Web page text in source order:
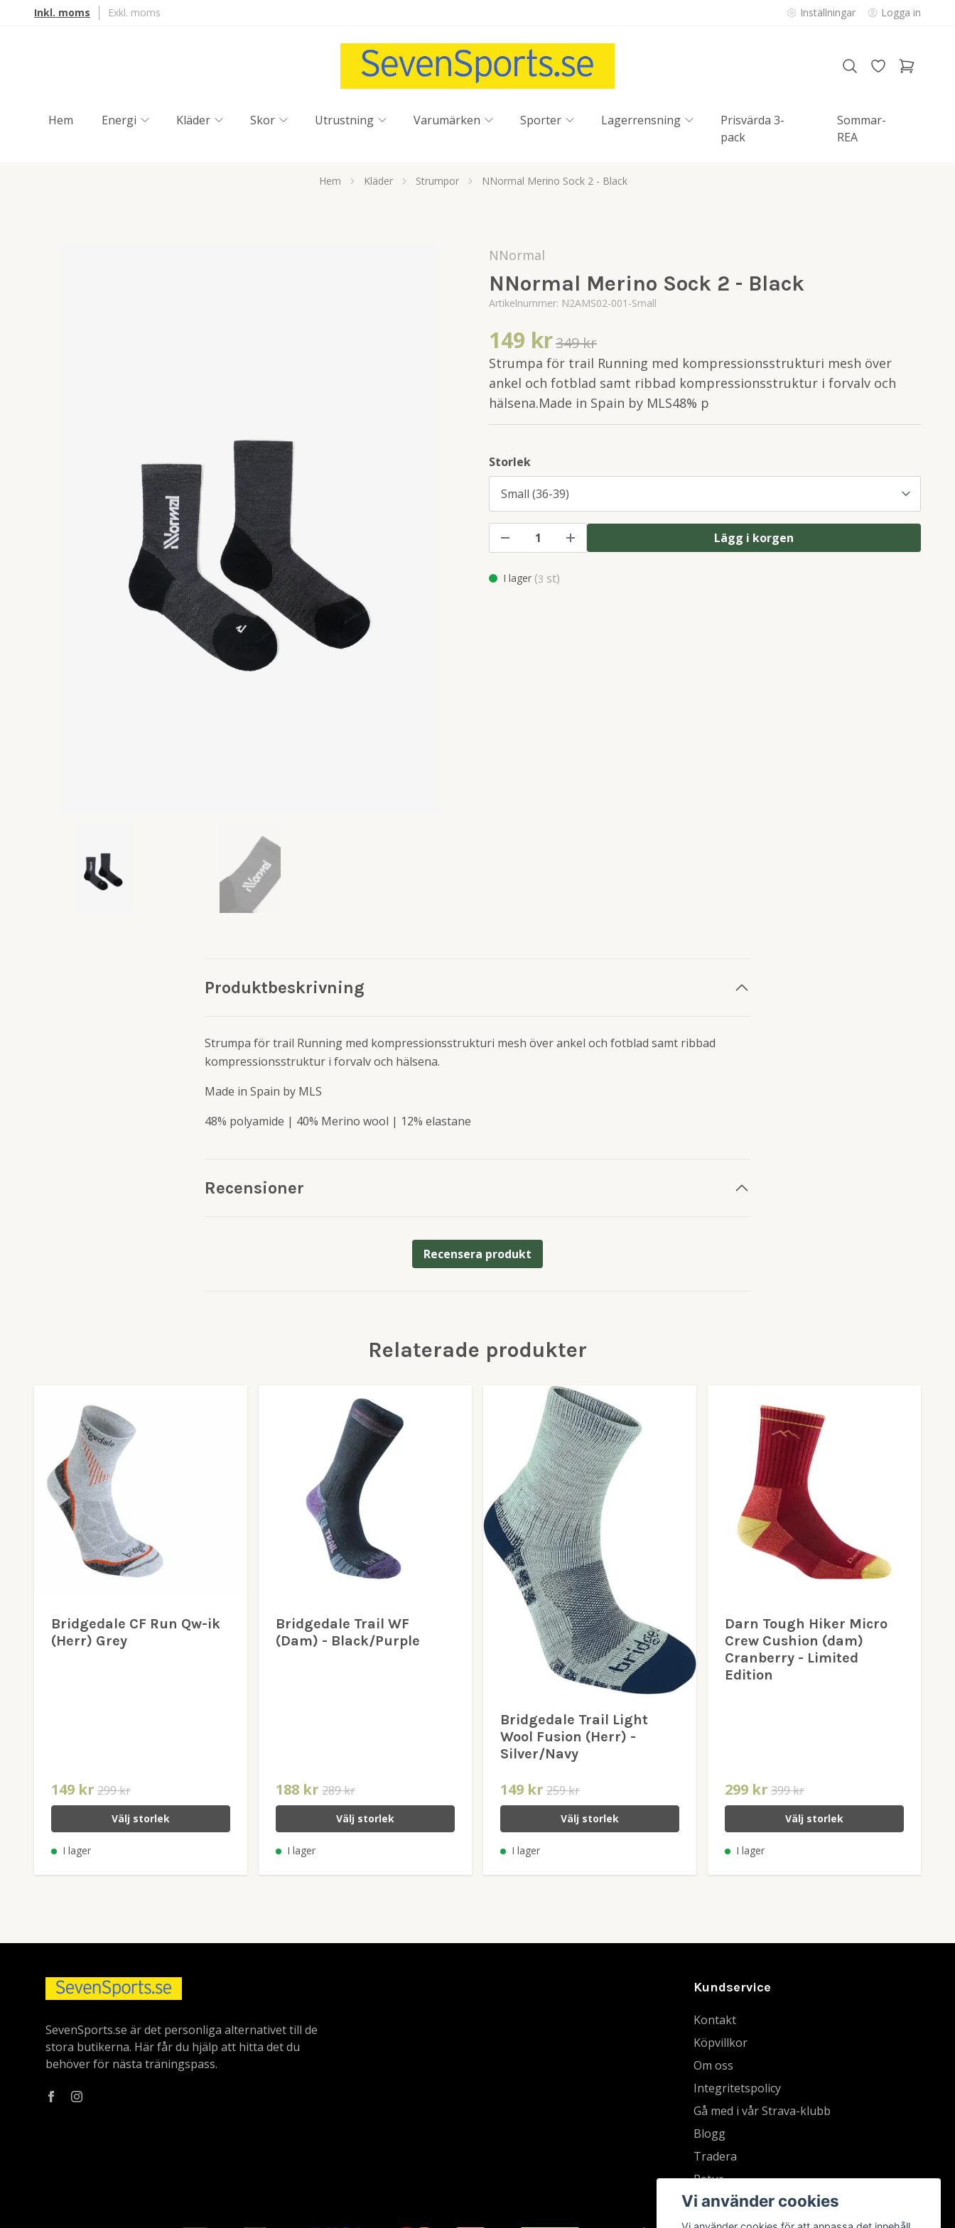
Inkl. moms Exkl. moms Inställningar Logga in
Hem Energi Kläder Skor Utrustning Varumärken Sporter Lagerrensning
Prisvärda 3-
pack
Sommar-
REA
Hem Kläder Strumpor NNormal Merino Sock 2 - Black
NNormal
NNormal Merino Sock 2 - Black
Artikelnummer: N2AMS02-001-Small
149 kr349 kr
Strumpa för trail Running med kompressionsstrukturi mesh över
ankel och fotblad samt ribbad kompressionsstruktur i forvalv och
hälsena.Made in Spain by MLS48% p
Storlek
Lägg i korgen
I lager (3 st)
Produktbeskrivning
Strumpa för trail Running med kompressionsstrukturi mesh över ankel och fotblad samt ribbad
kompressionsstruktur i forvalv och hälsena.
Made in Spain by MLS
48% polyamide | 40% Merino wool | 12% elastane
Recensioner
Recensera produkt
Relaterade produkter
Bridgedale CF Run Qw-ik
(Herr) Grey
149 kr 299 kr
Välj storlek
I lager
Bridgedale Trail WF
(Dam) - Black/Purple
188 kr 289 kr
Välj storlek
I lager
Bridgedale Trail Light
Wool Fusion (Herr) -
Silver/Navy
149 kr 259 kr
Välj storlek
I lager
Darn Tough Hiker Micro
Crew Cushion (dam)
Cranberry - Limited
Edition
299 kr 399 kr
Välj storlek
I lager
SevenSports.se är det personliga alternativet till de
stora butikerna. Här får du hjälp att hitta det du
behöver för nästa träningspass.
Kundservice
Kontakt
Köpvillkor
Om oss
Integritetspolicy
Gå med i vår Strava-klubb
Blogg
Tradera
Retur
Vi använder cookies